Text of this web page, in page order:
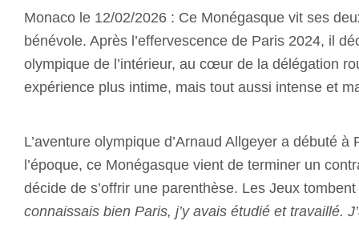
Monaco le 12/02/2026 : Ce Monégasque vit ses
bénévole. Après l’effervescence de Paris 2024, il
olympique de l’intérieur, au cœur de la délégation
expérience plus intime, mais tout aussi intense et
L’aventure olympique d’Arnaud Allgeyer a débuté à
l’époque, ce Monégasque vient de terminer un
décide de s’offrir une parenthèse. Les Jeux
connaissais bien Paris, j’y avais étudié et travaillé.